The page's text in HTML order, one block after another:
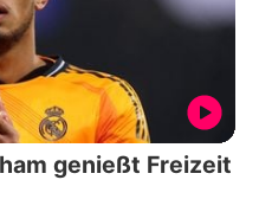
genießt Freizeit